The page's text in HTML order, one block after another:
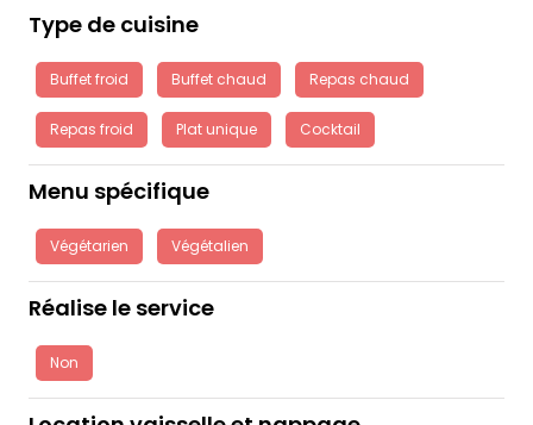
Type de cuisine
Buffet froid Buffet chaud Repas chaud
Repas froid Plat unique Cocktail
Menu spécifique
Végétarien Végétalien
Réalise le service
Non